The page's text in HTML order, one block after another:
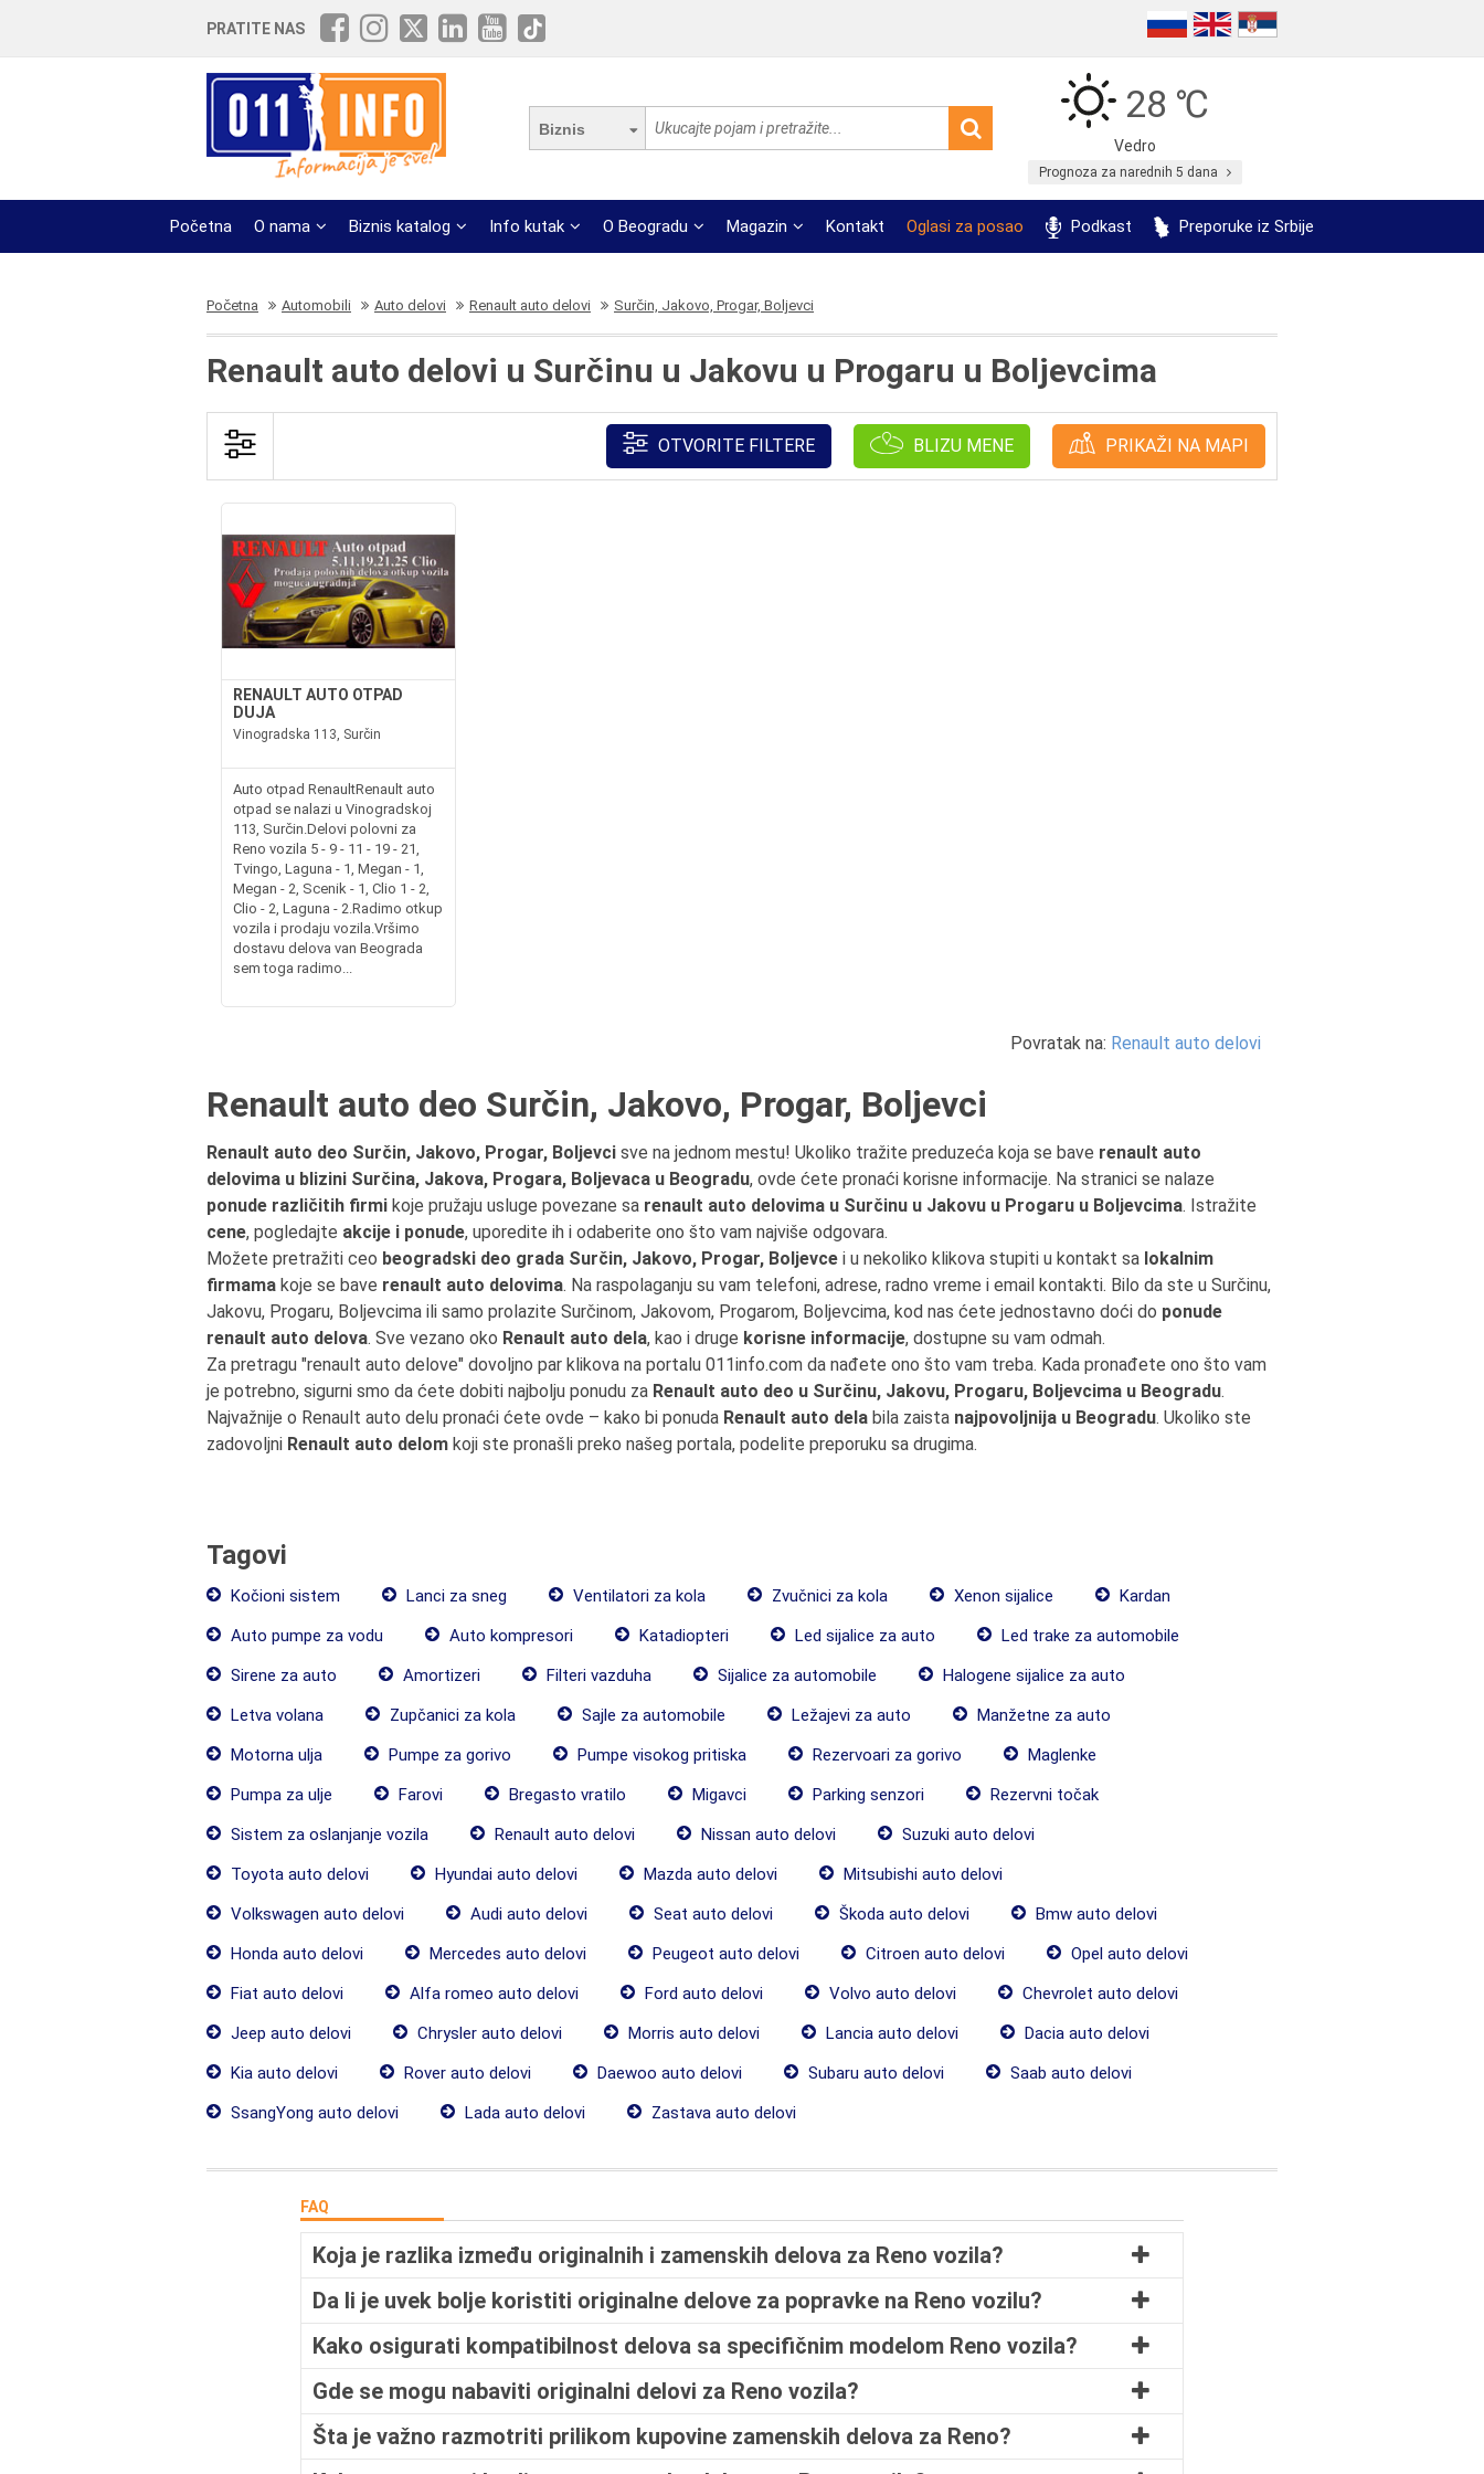
PRATITE NAS
Biznis
28 ℃
Vedro
Prognoza za narednih 5 dana
Početna O nama Biznis katalog Info kutak O Beogradu Magazin Kontakt Oglasi za posao Podkast Preporuke iz Srbije
Početna Automobili Auto delovi Renault auto delovi Surčin, Jakovo, Progar, Boljevci
Renault auto delovi u Surčinu u Jakovu u Progaru u Boljevcima
OTVORITE FILTERE BLIZU MENE PRIKAŽI NA MAPI
RENAULT AUTO OTPAD
DUJA
Vinogradska 113, Surčin
Auto otpad RenaultRenault auto
otpad se nalazi u Vinogradskoj
113, Surčin.Delovi polovni za
Reno vozila 5 - 9 - 11 - 19 - 21,
Tvingo, Laguna - 1, Megan - 1,
Megan - 2, Scenik - 1, Clio 1 - 2,
Clio - 2, Laguna - 2.Radimo otkup
vozila i prodaju vozila.Vršimo
dostavu delova van Beograda
sem toga radimo...
Povratak na: Renault auto delovi
Renault auto deo Surčin, Jakovo, Progar, Boljevci
Renault auto deo Surčin, Jakovo, Progar, Boljevci sve na jednom mestu! Ukoliko tražite preduzeća koja se bave renault auto
delovima u blizini Surčina, Jakova, Progara, Boljevaca u Beogradu, ovde ćete pronaći korisne informacije. Na stranici se nalaze
ponude različitih firmi koje pružaju usluge povezane sa renault auto delovima u Surčinu u Jakovu u Progaru u Boljevcima. Istražite
cene, pogledajte akcije i ponude, uporedite ih i odaberite ono što vam najviše odgovara.
Možete pretražiti ceo beogradski deo grada Surčin, Jakovo, Progar, Boljevce i u nekoliko klikova stupiti u kontakt sa lokalnim
firmama koje se bave renault auto delovima. Na raspolaganju su vam telefoni, adrese, radno vreme i email kontakti. Bilo da ste u Surčinu,
Jakovu, Progaru, Boljevcima ili samo prolazite Surčinom, Jakovom, Progarom, Boljevcima, kod nas ćete jednostavno doći do ponude
renault auto delova. Sve vezano oko Renault auto dela, kao i druge korisne informacije, dostupne su vam odmah.
Za pretragu "renault auto delove" dovoljno par klikova na portalu 011info.com da nađete ono što vam treba. Kada pronađete ono što vam
je potrebno, sigurni smo da ćete dobiti najbolju ponudu za Renault auto deo u Surčinu, Jakovu, Progaru, Boljevcima u Beogradu.
Najvažnije o Renault auto delu pronaći ćete ovde – kako bi ponuda Renault auto dela bila zaista najpovoljnija u Beogradu. Ukoliko ste
zadovoljni Renault auto delom koji ste pronašli preko našeg portala, podelite preporuku sa drugima.
Tagovi
Kočioni sistem Lanci za sneg Ventilatori za kola Zvučnici za kola Xenon sijalice
Kardan
Auto pumpe za vodu
Auto kompresori Katadiopteri Led sijalice za auto
Led trake za automobile
Sirene za auto
Amortizeri Filteri vazduha Sijalice za automobile
Halogene sijalice za auto
Letva volana
Zupčanici za kola Sajle za automobile Ležajevi za auto
Manžetne za auto
Motorna ulja
Pumpe za gorivo Pumpe visokog pritiska Rezervoari za gorivo
Maglenke
Pumpa za ulje
Farovi Bregasto vratilo Migavci Parking senzori
Rezervni točak
Sistem za oslanjanje vozila
Renault auto delovi Nissan auto delovi
Suzuki auto delovi
Toyota auto delovi
Hyundai auto delovi Mazda auto delovi
Mitsubishi auto delovi
Volkswagen auto delovi
Audi auto delovi Seat auto delovi Škoda auto delovi
Bmw auto delovi
Honda auto delovi
Mercedes auto delovi Peugeot auto delovi Citroen auto delovi
Opel auto delovi
Fiat auto delovi
Alfa romeo auto delovi Ford auto delovi Volvo auto delovi
Chevrolet auto delovi
Jeep auto delovi
Chrysler auto delovi Morris auto delovi Lancia auto delovi
Dacia auto delovi
Kia auto delovi
Rover auto delovi Daewoo auto delovi Subaru auto delovi
Saab auto delovi
SsangYong auto delovi
Lada auto delovi Zastava auto delovi
FAQ
Koja je razlika između originalnih i zamenskih delova za Reno vozila?
Da li je uvek bolje koristiti originalne delove za popravke na Reno vozilu?
Kako osigurati kompatibilnost delova sa specifičnim modelom Reno vozila?
Gde se mogu nabaviti originalni delovi za Reno vozila?
Šta je važno razmotriti prilikom kupovine zamenskih delova za Reno?